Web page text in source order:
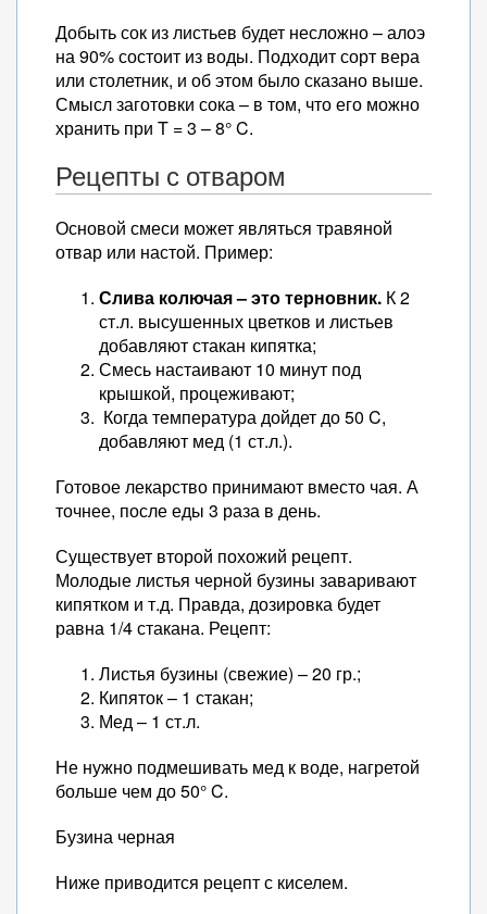
Добыть сок из листьев будет несложно – алоэ
на 90% состоит из воды. Подходит сорт вера
или столетник, и об этом было сказано выше.
Смысл заготовки сока – в том, что его можно
хранить при T = 3 – 8° C.
Рецепты с отваром
Основой смеси может являться травяной
отвар или настой. Пример:
Слива колючая – это терновник. К 2
ст.л. высушенных цветков и листьев
добавляют стакан кипятка;
Смесь настаивают 10 минут под
крышкой, процеживают;
Когда температура дойдет до 50 C,
добавляют мед (1 ст.л.).
Готовое лекарство принимают вместо чая. А
точнее, после еды 3 раза в день.
Существует второй похожий рецепт.
Молодые листья черной бузины заваривают
кипятком и т.д. Правда, дозировка будет
равна 1/4 стакана. Рецепт:
Листья бузины (свежие) – 20 гр.;
Кипяток – 1 стакан;
Мед – 1 ст.л.
Не нужно подмешивать мед к воде, нагретой
больше чем до 50° C.
Бузина черная
Ниже приводится рецепт с киселем.